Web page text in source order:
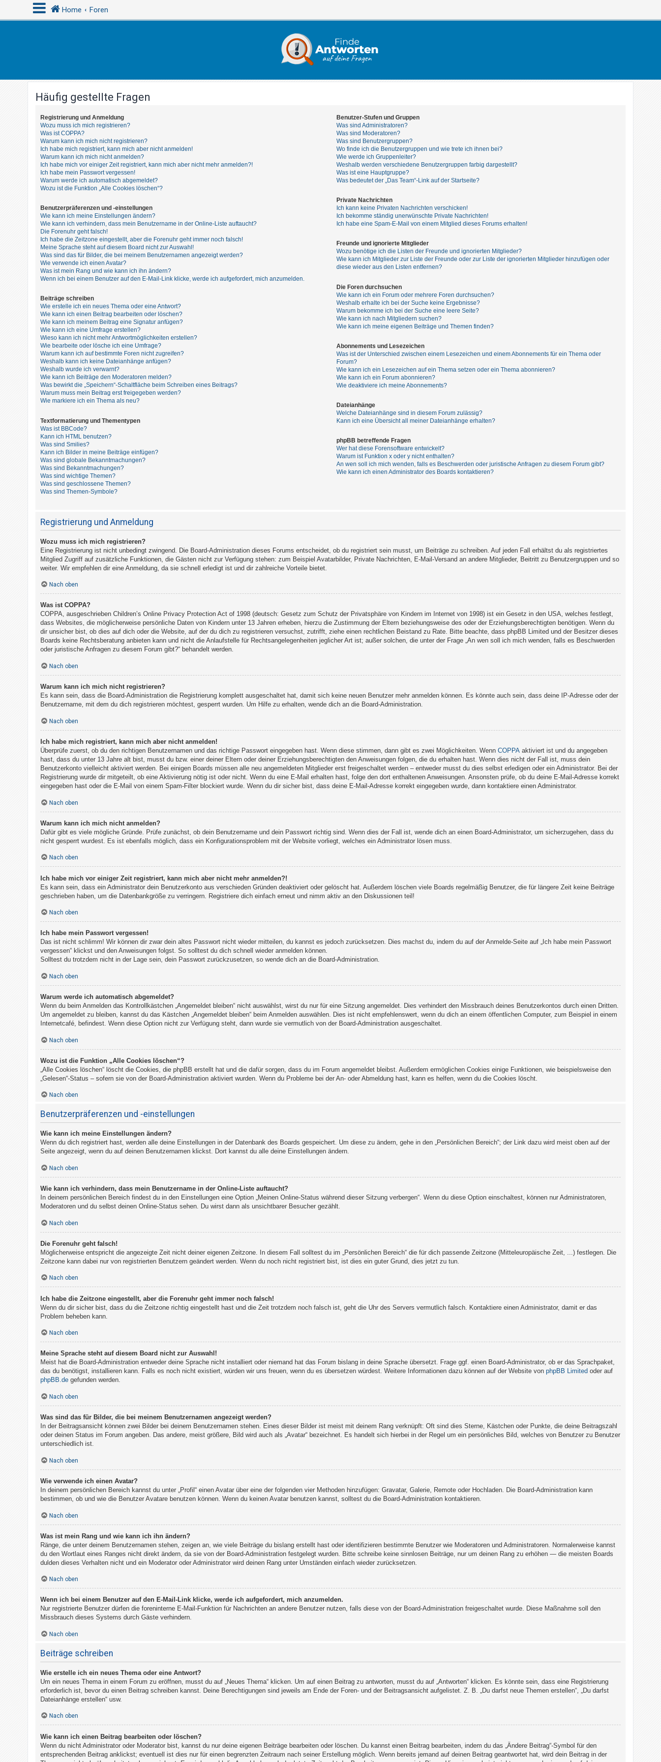
Home Foren
Häufig gestellte Fragen
Registrierung und Anmeldung
Wozu muss ich mich registrieren?
Was ist COPPA?
Warum kann ich mich nicht registrieren?
Ich habe mich registriert, kann mich aber nicht anmelden!
Warum kann ich mich nicht anmelden?
Ich habe mich vor einiger Zeit registriert, kann mich aber nicht mehr anmelden?!
Ich habe mein Passwort vergessen!
Warum werde ich automatisch abgemeldet?
Wozu ist die Funktion „Alle Cookies löschen“?
Benutzerpräferenzen und -einstellungen
Wie kann ich meine Einstellungen ändern?
Wie kann ich verhindern, dass mein Benutzername in der Online-Liste auftaucht?
Die Forenuhr geht falsch!
Ich habe die Zeitzone eingestellt, aber die Forenuhr geht immer noch falsch!
Meine Sprache steht auf diesem Board nicht zur Auswahl!
Was sind das für Bilder, die bei meinem Benutzernamen angezeigt werden?
Wie verwende ich einen Avatar?
Was ist mein Rang und wie kann ich ihn ändern?
Wenn ich bei einem Benutzer auf den E-Mail-Link klicke, werde ich aufgefordert, mich anzumelden.
Beiträge schreiben
Wie erstelle ich ein neues Thema oder eine Antwort?
Wie kann ich einen Beitrag bearbeiten oder löschen?
Wie kann ich meinem Beitrag eine Signatur anfügen?
Wie kann ich eine Umfrage erstellen?
Wieso kann ich nicht mehr Antwortmöglichkeiten erstellen?
Wie bearbeite oder lösche ich eine Umfrage?
Warum kann ich auf bestimmte Foren nicht zugreifen?
Weshalb kann ich keine Dateianhänge anfügen?
Weshalb wurde ich verwarnt?
Wie kann ich Beiträge den Moderatoren melden?
Was bewirkt die „Speichern“-Schaltfläche beim Schreiben eines Beitrags?
Warum muss mein Beitrag erst freigegeben werden?
Wie markiere ich ein Thema als neu?
Textformatierung und Thementypen
Was ist BBCode?
Kann ich HTML benutzen?
Was sind Smilies?
Kann ich Bilder in meine Beiträge einfügen?
Was sind globale Bekanntmachungen?
Was sind Bekanntmachungen?
Was sind wichtige Themen?
Was sind geschlossene Themen?
Was sind Themen-Symbole?
Benutzer-Stufen und Gruppen
Was sind Administratoren?
Was sind Moderatoren?
Was sind Benutzergruppen?
Wo finde ich die Benutzergruppen und wie trete ich ihnen bei?
Wie werde ich Gruppenleiter?
Weshalb werden verschiedene Benutzergruppen farbig dargestellt?
Was ist eine Hauptgruppe?
Was bedeutet der „Das Team“-Link auf der Startseite?
Private Nachrichten
Ich kann keine Privaten Nachrichten verschicken!
Ich bekomme ständig unerwünschte Private Nachrichten!
Ich habe eine Spam-E-Mail von einem Mitglied dieses Forums erhalten!
Freunde und ignorierte Mitglieder
Wozu benötige ich die Listen der Freunde und ignorierten Mitglieder?
Wie kann ich Mitglieder zur Liste der Freunde oder zur Liste der ignorierten Mitglieder hinzufügen oder
diese wieder aus den Listen entfernen?
Die Foren durchsuchen
Wie kann ich ein Forum oder mehrere Foren durchsuchen?
Weshalb erhalte ich bei der Suche keine Ergebnisse?
Warum bekomme ich bei der Suche eine leere Seite?
Wie kann ich nach Mitgliedern suchen?
Wie kann ich meine eigenen Beiträge und Themen finden?
Abonnements und Lesezeichen
Was ist der Unterschied zwischen einem Lesezeichen und einem Abonnements für ein Thema oder
Forum?
Wie kann ich ein Lesezeichen auf ein Thema setzen oder ein Thema abonnieren?
Wie kann ich ein Forum abonnieren?
Wie deaktiviere ich meine Abonnements?
Dateianhänge
Welche Dateianhänge sind in diesem Forum zulässig?
Kann ich eine Übersicht all meiner Dateianhänge erhalten?
phpBB betreffende Fragen
Wer hat diese Forensoftware entwickelt?
Warum ist Funktion x oder y nicht enthalten?
An wen soll ich mich wenden, falls es Beschwerden oder juristische Anfragen zu diesem Forum gibt?
Wie kann ich einen Administrator des Boards kontaktieren?
Registrierung und Anmeldung
Wozu muss ich mich registrieren?
Eine Registrierung ist nicht unbedingt zwingend. Die Board-Administration dieses Forums entscheidet, ob du registriert sein musst, um Beiträge zu schreiben. Auf jeden Fall erhältst du als registriertes
Mitglied Zugriff auf zusätzliche Funktionen, die Gästen nicht zur Verfügung stehen: zum Beispiel Avatarbilder, Private Nachrichten, E-Mail-Versand an andere Mitglieder, Beitritt zu Benutzergruppen und so
weiter. Wir empfehlen dir eine Anmeldung, da sie schnell erledigt ist und dir zahlreiche Vorteile bietet.
Nach oben
Was ist COPPA?
COPPA, ausgeschrieben Children’s Online Privacy Protection Act of 1998 (deutsch: Gesetz zum Schutz der Privatsphäre von Kindern im Internet von 1998) ist ein Gesetz in den USA, welches festlegt,
dass Websites, die möglicherweise persönliche Daten von Kindern unter 13 Jahren erheben, hierzu die Zustimmung der Eltern beziehungsweise des oder der Erziehungsberechtigten benötigen. Wenn du
dir unsicher bist, ob dies auf dich oder die Website, auf der du dich zu registrieren versuchst, zutrifft, ziehe einen rechtlichen Beistand zu Rate. Bitte beachte, dass phpBB Limited und der Besitzer dieses
Boards keine Rechtsberatung anbieten kann und nicht die Anlaufstelle für Rechtsangelegenheiten jeglicher Art ist; außer solchen, die unter der Frage „An wen soll ich mich wenden, falls es Beschwerden
oder juristische Anfragen zu diesem Forum gibt?“ behandelt werden.
Nach oben
Warum kann ich mich nicht registrieren?
Es kann sein, dass die Board-Administration die Registrierung komplett ausgeschaltet hat, damit sich keine neuen Benutzer mehr anmelden können. Es könnte auch sein, dass deine IP-Adresse oder der
Benutzername, mit dem du dich registrieren möchtest, gesperrt wurden. Um Hilfe zu erhalten, wende dich an die Board-Administration.
Nach oben
Ich habe mich registriert, kann mich aber nicht anmelden!
Überprüfe zuerst, ob du den richtigen Benutzernamen und das richtige Passwort eingegeben hast. Wenn diese stimmen, dann gibt es zwei Möglichkeiten. Wenn COPPA aktiviert ist und du angegeben
hast, dass du unter 13 Jahre alt bist, musst du bzw. einer deiner Eltern oder deiner Erziehungsberechtigten den Anweisungen folgen, die du erhalten hast. Wenn dies nicht der Fall ist, muss dein
Benutzerkonto vielleicht aktiviert werden. Bei einigen Boards müssen alle neu angemeldeten Mitglieder erst freigeschaltet werden – entweder musst du dies selbst erledigen oder ein Administrator. Bei der
Registrierung wurde dir mitgeteilt, ob eine Aktivierung nötig ist oder nicht. Wenn du eine E-Mail erhalten hast, folge den dort enthaltenen Anweisungen. Ansonsten prüfe, ob du deine E-Mail-Adresse korrekt
eingegeben hast oder die E-Mail von einem Spam-Filter blockiert wurde. Wenn du dir sicher bist, dass deine E-Mail-Adresse korrekt eingegeben wurde, dann kontaktiere einen Administrator.
Nach oben
Warum kann ich mich nicht anmelden?
Dafür gibt es viele mögliche Gründe. Prüfe zunächst, ob dein Benutzername und dein Passwort richtig sind. Wenn dies der Fall ist, wende dich an einen Board-Administrator, um sicherzugehen, dass du
nicht gesperrt wurdest. Es ist ebenfalls möglich, dass ein Konfigurationsproblem mit der Website vorliegt, welches ein Administrator lösen muss.
Nach oben
Ich habe mich vor einiger Zeit registriert, kann mich aber nicht mehr anmelden?!
Es kann sein, dass ein Administrator dein Benutzerkonto aus verschieden Gründen deaktiviert oder gelöscht hat. Außerdem löschen viele Boards regelmäßig Benutzer, die für längere Zeit keine Beiträge
geschrieben haben, um die Datenbankgröße zu verringern. Registriere dich einfach erneut und nimm aktiv an den Diskussionen teil!
Nach oben
Ich habe mein Passwort vergessen!
Das ist nicht schlimm! Wir können dir zwar dein altes Passwort nicht wieder mitteilen, du kannst es jedoch zurücksetzen. Dies machst du, indem du auf der Anmelde-Seite auf „Ich habe mein Passwort
vergessen“ klickst und den Anweisungen folgst. So solltest du dich schnell wieder anmelden können.
Solltest du trotzdem nicht in der Lage sein, dein Passwort zurückzusetzen, so wende dich an die Board-Administration.
Nach oben
Warum werde ich automatisch abgemeldet?
Wenn du beim Anmelden das Kontrollkästchen „Angemeldet bleiben“ nicht auswählst, wirst du nur für eine Sitzung angemeldet. Dies verhindert den Missbrauch deines Benutzerkontos durch einen Dritten.
Um angemeldet zu bleiben, kannst du das Kästchen „Angemeldet bleiben“ beim Anmelden auswählen. Dies ist nicht empfehlenswert, wenn du dich an einem öffentlichen Computer, zum Beispiel in einem
Internetcafé, befindest. Wenn diese Option nicht zur Verfügung steht, dann wurde sie vermutlich von der Board-Administration ausgeschaltet.
Nach oben
Wozu ist die Funktion „Alle Cookies löschen“?
„Alle Cookies löschen“ löscht die Cookies, die phpBB erstellt hat und die dafür sorgen, dass du im Forum angemeldet bleibst. Außerdem ermöglichen Cookies einige Funktionen, wie beispielsweise den
„Gelesen“-Status – sofern sie von der Board-Administration aktiviert wurden. Wenn du Probleme bei der An- oder Abmeldung hast, kann es helfen, wenn du die Cookies löscht.
Nach oben
Benutzerpräferenzen und -einstellungen
Wie kann ich meine Einstellungen ändern?
Wenn du dich registriert hast, werden alle deine Einstellungen in der Datenbank des Boards gespeichert. Um diese zu ändern, gehe in den „Persönlichen Bereich“; der Link dazu wird meist oben auf der
Seite angezeigt, wenn du auf deinen Benutzernamen klickst. Dort kannst du alle deine Einstellungen ändern.
Nach oben
Wie kann ich verhindern, dass mein Benutzername in der Online-Liste auftaucht?
In deinem persönlichen Bereich findest du in den Einstellungen eine Option „Meinen Online-Status während dieser Sitzung verbergen“. Wenn du diese Option einschaltest, können nur Administratoren,
Moderatoren und du selbst deinen Online-Status sehen. Du wirst dann als unsichtbarer Besucher gezählt.
Nach oben
Die Forenuhr geht falsch!
Möglicherweise entspricht die angezeigte Zeit nicht deiner eigenen Zeitzone. In diesem Fall solltest du im „Persönlichen Bereich“ die für dich passende Zeitzone (Mitteleuropäische Zeit, ...) festlegen. Die
Zeitzone kann dabei nur von registrierten Benutzern geändert werden. Wenn du noch nicht registriert bist, ist dies ein guter Grund, dies jetzt zu tun.
Nach oben
Ich habe die Zeitzone eingestellt, aber die Forenuhr geht immer noch falsch!
Wenn du dir sicher bist, dass du die Zeitzone richtig eingestellt hast und die Zeit trotzdem noch falsch ist, geht die Uhr des Servers vermutlich falsch. Kontaktiere einen Administrator, damit er das
Problem beheben kann.
Nach oben
Meine Sprache steht auf diesem Board nicht zur Auswahl!
Meist hat die Board-Administration entweder deine Sprache nicht installiert oder niemand hat das Forum bislang in deine Sprache übersetzt. Frage ggf. einen Board-Administrator, ob er das Sprachpaket,
das du benötigst, installieren kann. Falls es noch nicht existiert, würden wir uns freuen, wenn du es übersetzen würdest. Weitere Informationen dazu können auf der Website von phpBB Limited oder auf
phpBB.de gefunden werden.
Nach oben
Was sind das für Bilder, die bei meinem Benutzernamen angezeigt werden?
In der Beitragsansicht können zwei Bilder bei deinem Benutzernamen stehen. Eines dieser Bilder ist meist mit deinem Rang verknüpft: Oft sind dies Sterne, Kästchen oder Punkte, die deine Beitragszahl
oder deinen Status im Forum angeben. Das andere, meist größere, Bild wird auch als „Avatar“ bezeichnet. Es handelt sich hierbei in der Regel um ein persönliches Bild, welches von Benutzer zu Benutzer
unterschiedlich ist.
Nach oben
Wie verwende ich einen Avatar?
In deinem persönlichen Bereich kannst du unter „Profil“ einen Avatar über eine der folgenden vier Methoden hinzufügen: Gravatar, Galerie, Remote oder Hochladen. Die Board-Administration kann
bestimmen, ob und wie die Benutzer Avatare benutzen können. Wenn du keinen Avatar benutzen kannst, solltest du die Board-Administration kontaktieren.
Nach oben
Was ist mein Rang und wie kann ich ihn ändern?
Ränge, die unter deinem Benutzernamen stehen, zeigen an, wie viele Beiträge du bislang erstellt hast oder identifizieren bestimmte Benutzer wie Moderatoren und Administratoren. Normalerweise kannst
du den Wortlaut eines Ranges nicht direkt ändern, da sie von der Board-Administration festgelegt wurden. Bitte schreibe keine sinnlosen Beiträge, nur um deinen Rang zu erhöhen — die meisten Boards
dulden dieses Verhalten nicht und ein Moderator oder Administrator wird deinen Rang unter Umständen einfach wieder zurücksetzen.
Nach oben
Wenn ich bei einem Benutzer auf den E-Mail-Link klicke, werde ich aufgefordert, mich anzumelden.
Nur registrierte Benutzer dürfen die foreninterne E-Mail-Funktion für Nachrichten an andere Benutzer nutzen, falls diese von der Board-Administration freigeschaltet wurde. Diese Maßnahme soll den
Missbrauch dieses Systems durch Gäste verhindern.
Nach oben
Beiträge schreiben
Wie erstelle ich ein neues Thema oder eine Antwort?
Um ein neues Thema in einem Forum zu eröffnen, musst du auf „Neues Thema“ klicken. Um auf einen Beitrag zu antworten, musst du auf „Antworten“ klicken. Es könnte sein, dass eine Registrierung
erforderlich ist, bevor du einen Beitrag schreiben kannst. Deine Berechtigungen sind jeweils am Ende der Foren- und der Beitragsansicht aufgelistet. Z. B. „Du darfst neue Themen erstellen“, „Du darfst
Dateianhänge erstellen“ usw.
Nach oben
Wie kann ich einen Beitrag bearbeiten oder löschen?
Wenn du nicht Administrator oder Moderator bist, kannst du nur deine eigenen Beiträge bearbeiten oder löschen. Du kannst einen Beitrag bearbeiten, indem du das „Ändere Beitrag“-Symbol für den
entsprechenden Beitrag anklickst; eventuell ist dies nur für einen begrenzten Zeitraum nach seiner Erstellung möglich. Wenn bereits jemand auf deinen Beitrag geantwortet hat, wird dein Beitrag in der